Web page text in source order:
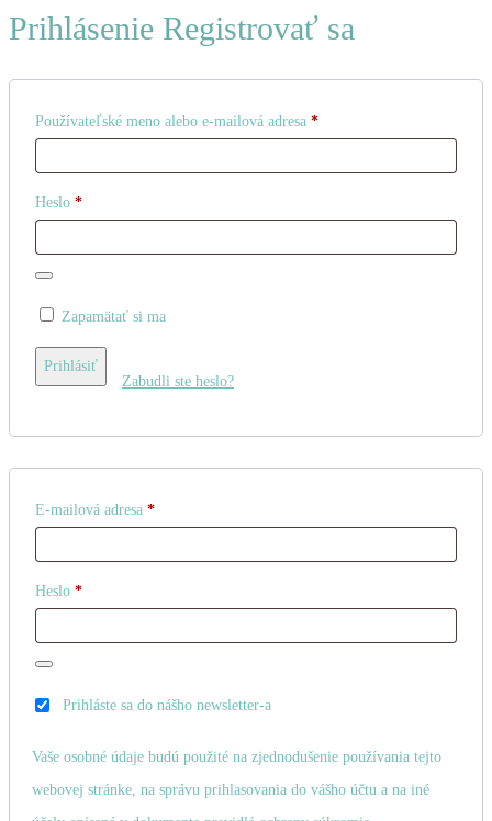
Prihlásenie Registrovať sa
Používateľské meno alebo e-mailová adresa *Povinné
Heslo *Povinné
Zapamätať si ma
Prihlásiť
Zabudli ste heslo?
E-mailová adresa *Povinné
Heslo *Povinné
Prihláste sa do nášho newsletter-a
Vaše osobné údaje budú použité na zjednodušenie používania tejto
webovej stránke, na správu prihlasovania do vášho účtu a na iné